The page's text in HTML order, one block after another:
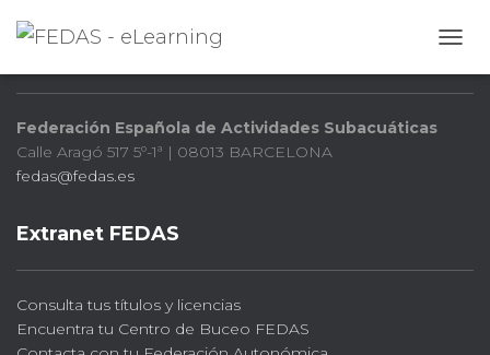
Federación Española de Actividades Subacuáticas
Calle Aragó 517 5º-1ª | 08013 BARCELONA
fedas@fedas.es
Extranet FEDAS
Consulta tus títulos y licencias
Encuentra tu Centro de Buceo FEDAS